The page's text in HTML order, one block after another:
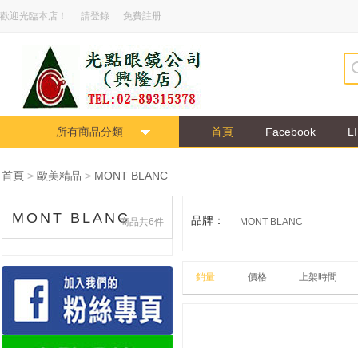
歡迎光臨本店！ 請登錄 免費註册
所有商品分類 首頁 Facebook
首頁 > 歐美精品 > MONT BLANC
MONT BLANC商品共6件 品牌： MONT BLANC
銷量 價格 上架時間